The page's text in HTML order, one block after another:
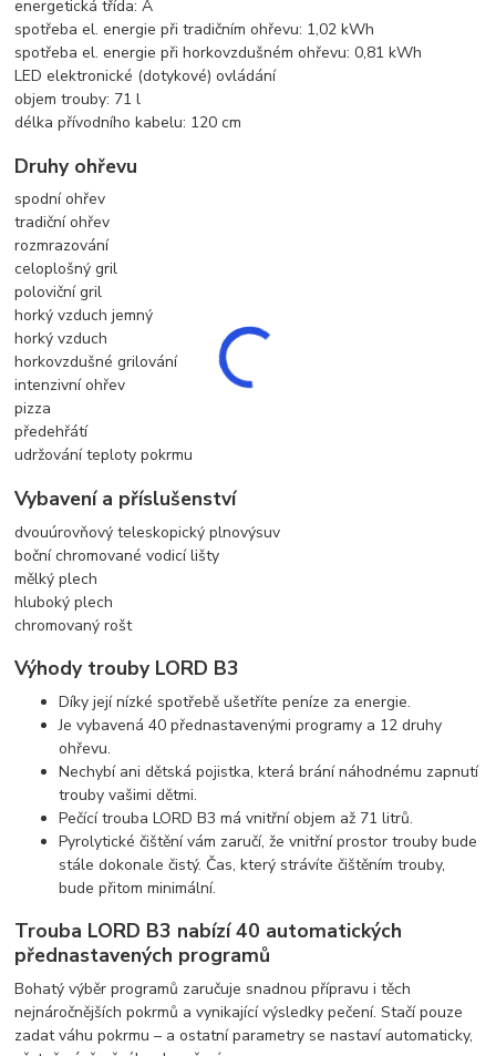
energetická třída: A
spotřeba el. energie při tradičním ohřevu: 1,02 kWh
spotřeba el. energie při horkovzdušném ohřevu: 0,81 kWh
LED elektronické (dotykové) ovládání
objem trouby: 71 l
délka přívodního kabelu: 120 cm
Druhy ohřevu
spodní ohřev
tradiční ohřev
rozmrazování
celoplošný gril
poloviční gril
horký vzduch jemný
horký vzduch
horkovzdušné grilování
intenzivní ohřev
pizza
předehřátí
udržování teploty pokrmu
Vybavení a příslušenství
dvouúrovňový teleskopický plnovýsuv
boční chromované vodicí lišty
mělký plech
hluboký plech
chromovaný rošt
Výhody trouby LORD B3
Díky její nízké spotřebě ušetříte peníze za energie.
Je vybavená 40 přednastavenými programy a 12 druhy
ohřevu.
Nechybí ani dětská pojistka, která brání náhodnému zapnutí
trouby vašimi dětmi.
Pečící trouba LORD B3 má vnitřní objem až 71 litrů.
Pyrolytické čištění vám zaručí, že vnitřní prostor trouby bude
stále dokonale čistý. Čas, který strávíte čištěním trouby,
bude přitom minimální.
Trouba LORD B3 nabízí 40 automatických
přednastavených programů
Bohatý výběr programů zaručuje snadnou přípravu i těch
nejnáročnějších pokrmů a vynikající výsledky pečení. Stačí pouze
zadat váhu pokrmu – a ostatní parametry se nastaví automaticky,